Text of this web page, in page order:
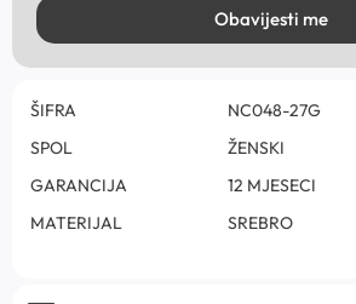
Obavijesti me
ŠIFRA
NC048-27G
SPOL
ŽENSKI
GARANCIJA
12 MJESECI
MATERIJAL
SREBRO